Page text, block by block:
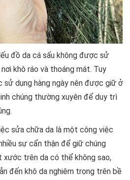
đồ da cá sấu không được sử
khô ráo và thoáng mát. Tuy
sử dụng hàng ngày nên được giữ ở
chúng thường xuyên để duy trì
sửa chữa da là một công việc
sự cẩn thận để giữ chúng
trên da có thể không sao,
đến khô da nghiêm trọng trên bề